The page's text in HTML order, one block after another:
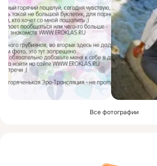
Все фотографии